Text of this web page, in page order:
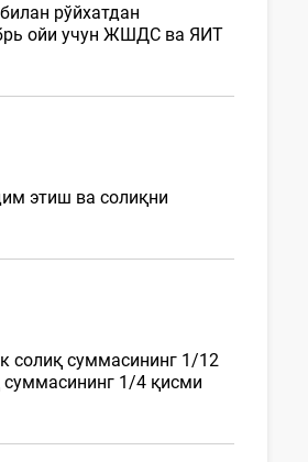
рўйхатдан
ойи учун ЖШДС ва ЯИТ
этиш ва солиқни
солиқ суммасининг 1/12
суммасининг 1/4 қисми